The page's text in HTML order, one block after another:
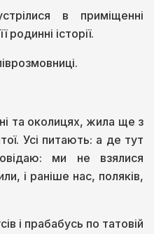
в приміщенні
історії.
та околицях, жила ще з
Усі питають: а де тут
ми не взялися
і раніше нас, поляків,
і прабабусь по татовій